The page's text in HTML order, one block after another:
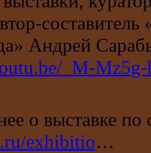
Андрей
_M-Mz5g-
о выставке по
exhibitio…